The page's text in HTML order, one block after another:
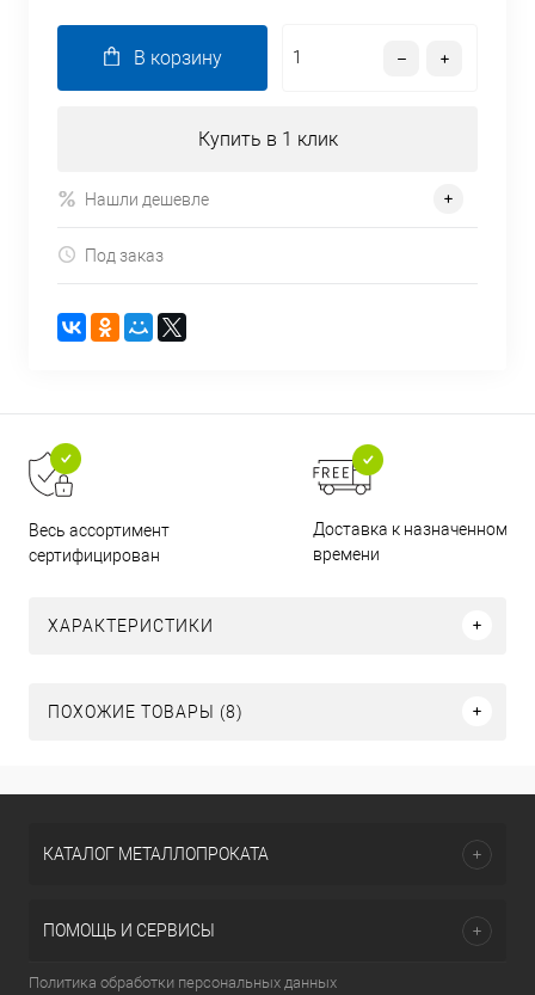
В корзину
Купить в 1 клик
Нашли дешевле
Под заказ
Весь ассортимент
сертифицирован
Доставка к назначенному
времени
ХАРАКТЕРИСТИКИ
ПОХОЖИЕ ТОВАРЫ (8)
КАТАЛОГ МЕТАЛЛОПРОКАТА
ПОМОЩЬ И СЕРВИСЫ
Политика обработки персональных данных